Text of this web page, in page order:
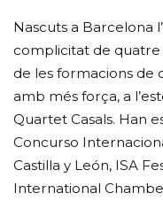
Nascuts a Barcelona
complicitat de quatre
de les formacions de
amb més força, a
Quartet Casals. Han
Concurso
Castilla y León, ISA
International